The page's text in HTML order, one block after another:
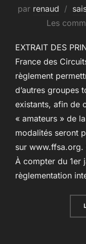
par renaud
Les
EXTRAIT DES
France des
règlement
d’autres groupes
existants, afin de
« amateurs » de
modalités seront
sur www.ffsa.org.
À compter du 1er
règlementation